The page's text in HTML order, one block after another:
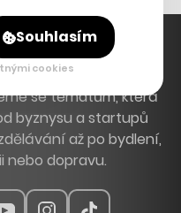
se tématům, která
byznysu a startupů
až po bydlení,
nebo dopravu.
Souhlasím
cookies